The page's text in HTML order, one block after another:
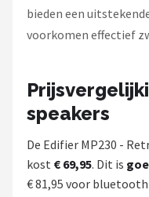
bieden een
voorkomen effectief
speakers
De Edifier MP230 -
kost € 69,95. Dit is
€ 81,95 voor